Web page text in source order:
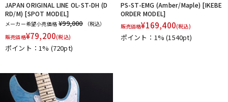
JAPAN ORIGINAL LINE OL-ST-DH (D
RD/M) [SPOT MODEL]
メーカー希望小売価格 ¥99,000
（税込）
販売価格¥79,200(税込)
ポイント：1% (720pt)
PS-ST-EMG (Amber/Maple) [IKEBE
ORDER MODEL]
販売価格¥169,400(税込)
ポイント：1%(1540pt)